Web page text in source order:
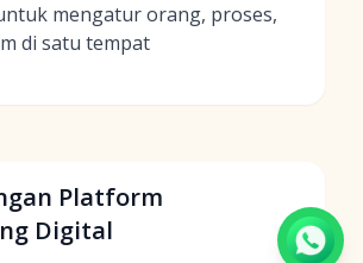
mengatur orang, proses,
di satu tempat
Platform
Digital